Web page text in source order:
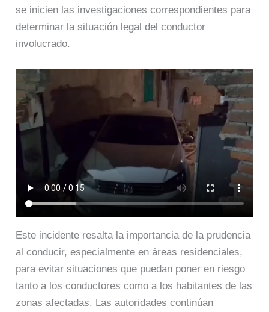
se inicien las investigaciones correspondientes para
determinar la situación legal del conductor
involucrado.
Este incidente resalta la importancia de la prudencia
al conducir, especialmente en áreas residenciales,
para evitar situaciones que puedan poner en riesgo
tanto a los conductores como a los habitantes de las
zonas afectadas. Las autoridades continúan